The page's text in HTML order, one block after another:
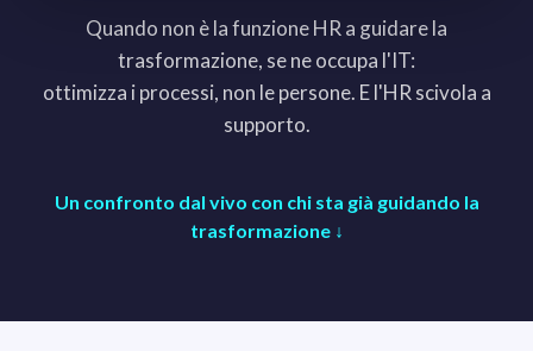
Quando non è la funzione HR a guidare la
trasformazione, se ne occupa l'IT:
ottimizza i processi, non le persone. E l'HR scivola a
supporto.
Un confronto dal vivo con chi sta già guidando la
trasformazione ↓